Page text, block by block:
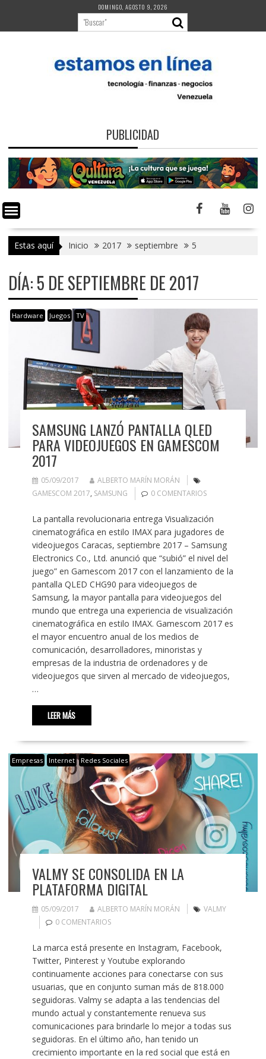
contenido
DOMINGO, AGOSTO 9, 2026
PUBLICIDAD
Estas aquí Inicio 2017 septiembre 5
DÍA:5 DE SEPTIEMBRE DE 2017
Hardware Juegos TV
SAMSUNG LANZÓ PANTALLA QLED
PARA VIDEOJUEGOS EN GAMESCOM
2017
05/09/2017
ALBERTO MARÍN MORÁN
GAMESCOM 2017, SAMSUNG 0 COMENTARIOS
La pantalla revolucionaria entrega Visualización
cinematográfica en estilo IMAX para jugadores de
videojuegos Caracas, septiembre 2017 – Samsung
Electronics Co., Ltd. anunció que “subió” el nivel del
juego” en Gamescom 2017 con el lanzamiento de la
pantalla QLED CHG90 para videojuegos de
Samsung, la mayor pantalla para videojuegos del
mundo que entrega una experiencia de visualización
cinematográfica en estilo IMAX. Gamescom 2017 es
el mayor encuentro anual de los medios de
comunicación, desarrolladores, minoristas y
empresas de la industria de ordenadores y de
videojuegos que sirven al mercado de videojuegos,
…
LEER MÁS
Empresas Internet Redes Sociales
VALMY SE CONSOLIDA EN LA
PLATAFORMA DIGITAL
05/09/2017 ALBERTO MARÍN MORÁN
VALMY
0 COMENTARIOS
La marca está presente en Instagram, Facebook,
Twitter, Pinterest y Youtube explorando
continuamente acciones para conectarse con sus
usuarias, que en conjunto suman más de 818.000
seguidoras. Valmy se adapta a las tendencias del
mundo actual y constantemente renueva sus
comunicaciones para brindarle lo mejor a todas sus
seguidoras. En el último año, han tenido un
crecimiento importante en la red social que está en